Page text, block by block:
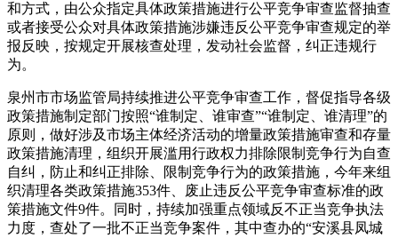
和方式，由公众指定具体政策措施进行公平竞争审查监督抽查
或者接受公众对具体政策措施涉嫌违反公平竞争审查规定的举
报反映，按规定开展核查处理，发动社会监督，纠正违规行
为。
泉州市市场监管局持续推进公平竞争审查工作，督促指导各级
政策措施制定部门按照“谁制定、谁审查”“谁制定、谁清理”的
原则，做好涉及市场主体经济活动的增量政策措施审查和存量
政策措施清理，组织开展滥用行政权力排除限制竞争行为自查
自纠，防止和纠正排除、限制竞争行为的政策措施，今年来组
织清理各类政策措施353件、废止违反公平竞争审查标准的政
策措施文件9件。同时，持续加强重点领域反不正当竞争执法
力度，查处了一批不正当竞争案件，其中查办的“安溪县凤城